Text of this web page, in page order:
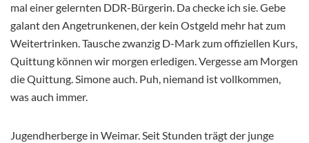
mal einer gelernten DDR-Bürgerin. Da checke ich sie. Gebe
galant den Angetrunkenen, der kein Ostgeld mehr hat zum
Weitertrinken. Tausche zwanzig D-Mark zum offiziellen Kurs,
Quittung können wir morgen erledigen. Vergesse am Morgen
die Quittung. Simone auch. Puh, niemand ist vollkommen,
was auch immer.
Jugendherberge in Weimar. Seit Stunden trägt der junge